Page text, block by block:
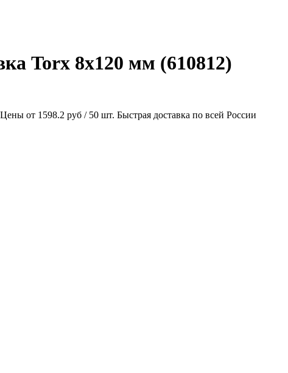
Torx 8х120 мм (610812)
от 1598.2 руб / 50 шт. Быстрая доставка по всей России